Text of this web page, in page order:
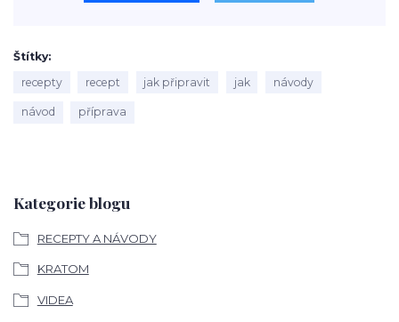
Kategorie blogu
RECEPTY A NÁVODY
KRATOM
VIDEA
Štítky
recepty
recept jak připravit jak návody
návod příprava